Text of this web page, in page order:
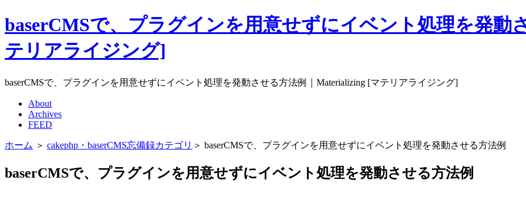
baserCMSで、プラグインを用意せずにイベント処理を発動
テリアライジング]
baserCMSで、プラグインを用意せずにイベント処理を発動させる方法例｜Materializing [マテリアライジング]
About
Archives
FEED
ホーム ＞ cakephp・baserCMS忘備録カテゴリ ＞ baserCMSで、プラグインを用意せずにイベント処理を発動させる方法例
baserCMSで、プラグインを用意せずにイベント処理を発動させる方法例